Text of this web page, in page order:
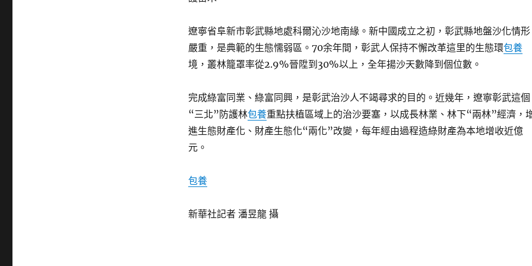
遼寧省阜新市彰武縣地處科爾沁沙地南緣。新中國成立之初，彰武縣地盤沙化情形
嚴重，是典範的生態懦弱區。70余年間，彰武人保持不懈改革這里的生態環包養
境，叢林籠罩率從2.9%晉陞到30%以上，全年揚沙天數降到個位數。
完成綠富同業、綠富同興，是彰武治沙人不竭尋求的目的。近幾年，遼寧彰武這個
“三北”防護林包養重點扶植區域上的治沙要塞，以成長林業、林下“兩林”經濟，
進生態財產化、財產生態化“兩化”改變，每年經由過程造綠財產為本地增收近億
元。
包養
新華社記者 潘昱龍 攝